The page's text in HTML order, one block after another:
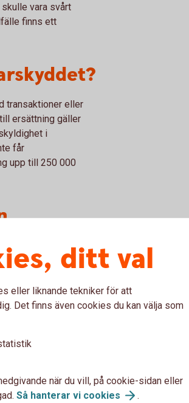
vara svårt
finns ett
transaktioner eller
ersättning gäller
i
får
upp till 250 000
på kunders
normalt inte
du i konkursen
ut din
som är dina
från
som de aktuella
två eller flera
ditt val
eller liknande tekniker för att
Det finns även cookies du kan välja som
när du vill, på cookie-sidan eller
Så hanterar vi cookies .